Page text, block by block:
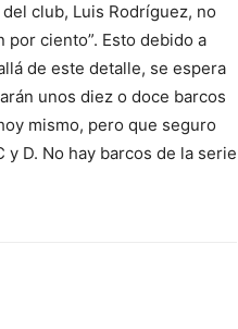
club, Luis Rodríguez, no
por ciento”. Esto debido a
de este detalle, se espera
unos diez o doce barcos
mismo, pero que seguro
D. No hay barcos de la serie